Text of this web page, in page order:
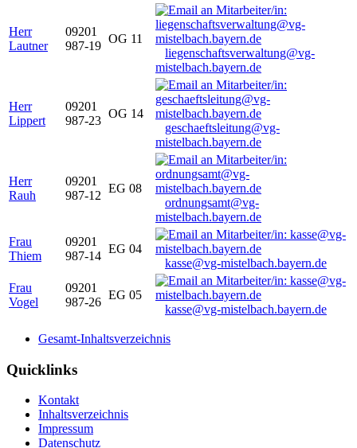
Herr
Lautner
09201
987-19
OG 11
liegenschaftsverwaltung@vg-
mistelbach.bayern.de
Herr
Lippert
09201
987-23
OG 14
geschaeftsleitung@vg-
mistelbach.bayern.de
Herr
Rauh
09201
987-12
EG 08
ordnungsamt@vg-
mistelbach.bayern.de
Frau
Thiem
09201
987-14
EG 04
kasse@vg-mistelbach.bayern.de
Frau
Vogel
09201
987-26
EG 05
kasse@vg-mistelbach.bayern.de
Gesamt-Inhaltsverzeichnis
Quicklinks
Kontakt
Inhaltsverzeichnis
Impressum
Datenschutz